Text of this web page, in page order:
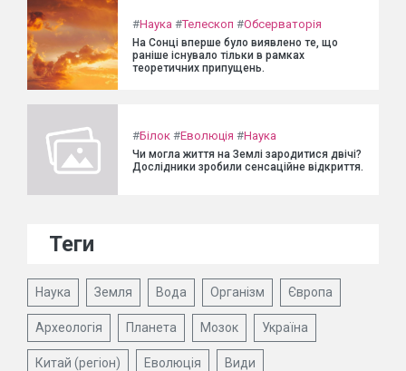
#Наука #Телескоп #Обсерваторія
На Сонці вперше було виявлено те, що
раніше існувало тільки в рамках
теоретичних припущень.
#Білок #Еволюція #Наука
Чи могла життя на Землі зародитися двічі?
Дослідники зробили сенсаційне відкриття.
Теги
Наука Земля Вода Організм Європа
Археологія Планета Мозок Україна
Китай (регіон) Еволюція Види